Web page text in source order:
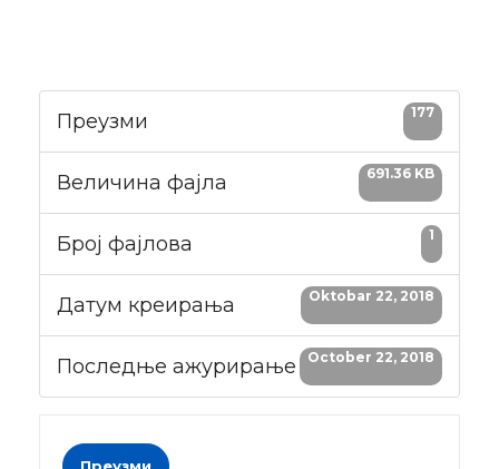
јаких алкохолних
пића
Преузми 177
Величина фајла 691.36 KB
Број фајлова 1
Датум креирања Oktobar 22, 2018
Последње ажурирање October 22, 2018